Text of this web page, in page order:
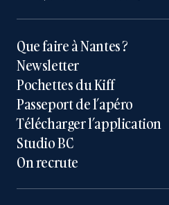
Que faire à Nantes ?
Newsletter
Pochettes du Kiff
Passeport de l’apéro
Télécharger l’application
Studio BC
On recrute